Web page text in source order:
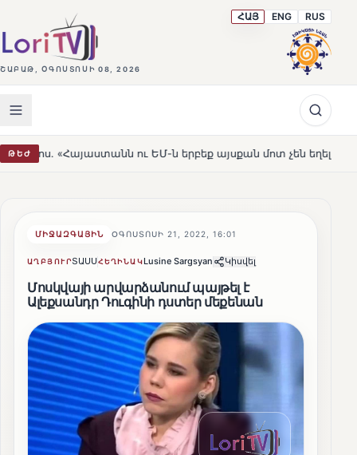
ՇԱԲԱԹ, ՕԳՈՍՏՈՍԻ 08, 2026
ՀԱՅ ENG RUS
ԹԵԺ ու ԵՄ-ն երբեք այսքան մոտ չեն եղել» HOT
ՄԻՋԱԶԳԱՅԻՆ ՕԳՈՍՏՈՍԻ 21, 2022, 16:01
ԱՂԲՅՈՒՐՏԱՍՍՀԵՂԻՆԱԿLusine Sargsyan Կիսվել
Մոսկվայի արվարձանում պայթել է
Ալեքսանդր Դուգինի դստեր մեքենան